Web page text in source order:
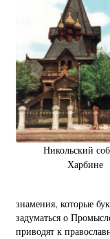
Никольский
Харбине
знамения, которые
задуматься о
приводят к